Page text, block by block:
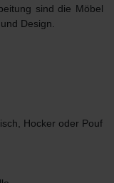
sind die Möbel
Design.
Hocker oder Pouf